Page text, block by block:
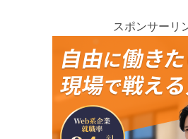
スポンサーリ